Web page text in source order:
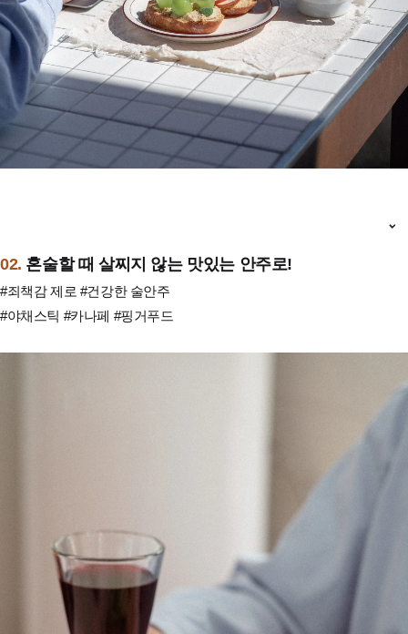
02. 혼술할 때 살찌지 않는 맛있는 안주로!
#죄책감 제로 #건강한 술안주
#야채스틱 #카나페 #핑거푸드